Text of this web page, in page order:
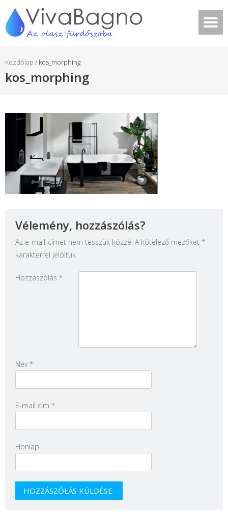
Kezdőlap / kos_morphing
kos_morphing
Vélemény, hozzászólás?
Az e-mail-címet nem tesszük közzé. A kötelező mezőket *
karakterrel jelöltük
Hozzászólás *
Név*
E-mail cím *
Honlap